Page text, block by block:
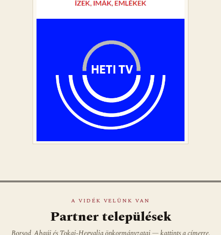
A VIDÉK VELÜNK VAN
Partner települések